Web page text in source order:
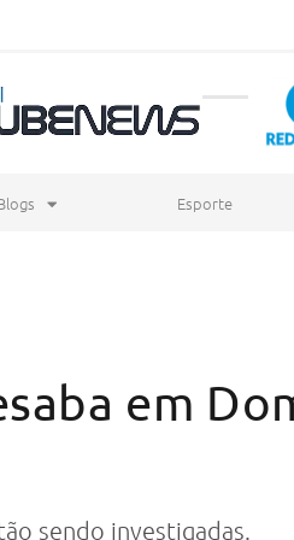
Esporte
em
sendo investigadas.